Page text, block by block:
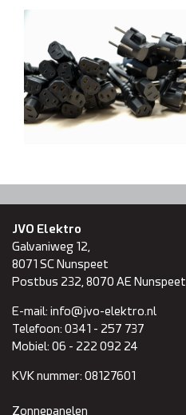
Brandmeldsystemen
Domotica
Inspectie en onderhoud
Zonnepanelen
Referenties
Contact
JVO Elektro
Galvaniweg 12,
8071 SCNunspeet
Postbus 232, 8070 AE Nunspeet
E-mail: info@jvo-elektro.nl
Telefoon: 0341 - 257 737
Mobiel: 06 - 222 092 24
KVK nummer: 08127601
Zonnepanelen